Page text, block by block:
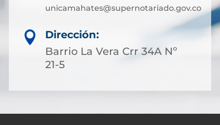
unicamahates@supernotariado.gov.co

Dirección:
Barrio La Vera Crr 34A Nº
21-5